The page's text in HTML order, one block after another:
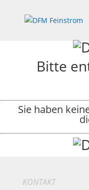
Bitte
Sie haben
KONTAKT